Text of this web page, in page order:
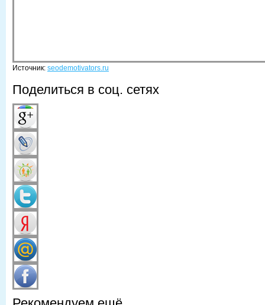
Источник: seodemotivators.ru
Поделиться в соц. сетях